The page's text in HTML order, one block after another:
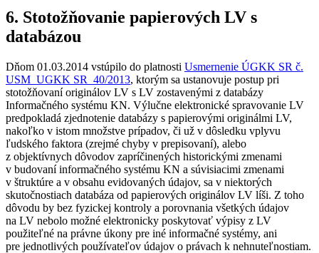
6. Stotožňovanie papierových LV s
databázou
Dňom 01.03.2014 vstúpilo do platnosti Usmernenie ÚGKK SR č.
USM_UGKK SR_40/2013, ktorým sa ustanovuje postup pri
stotožňovaní originálov LV s LV zostavenými z databázy
Informačného systému KN. Výlučne elektronické spravovanie LV
predpokladá zjednotenie databázy s papierovými originálmi LV,
nakoľko v istom množstve prípadov, či už v dôsledku vplyvu
ľudského faktora (zrejmé chyby v prepisovaní), alebo
z objektívnych dôvodov zapríčinených historickými zmenami
v budovaní informačného systému KN a súvisiacimi zmenami
v štruktúre a v obsahu evidovaných údajov, sa v niektorých
skutočnostiach databáza od papierových originálov LV líši. Z toho
dôvodu by bez fyzickej kontroly a porovnania všetkých údajov
na LV nebolo možné elektronicky poskytovať výpisy z LV
použiteľné na právne úkony pre iné informačné systémy, ani
pre jednotlivých používateľov údajov o právach k nehnuteľnostiam.